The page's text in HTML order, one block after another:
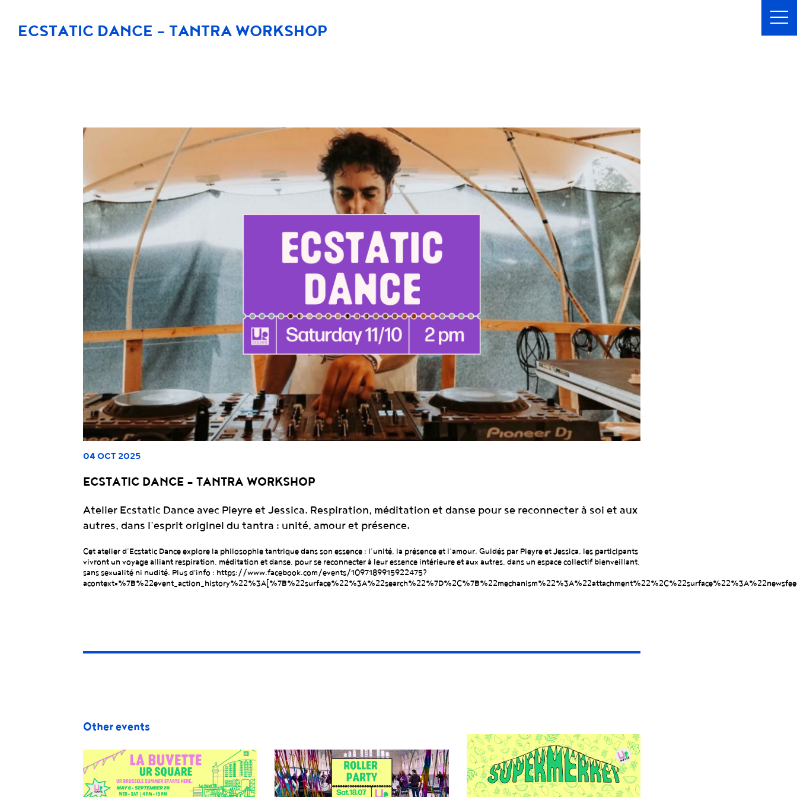
ECSTATIC DANCE – TANTRA WORKSHOP
04 OCT 2025
ECSTATIC DANCE – TANTRA WORKSHOP
Atelier Ecstatic Dance avec Pieyre et Jessica. Respiration, méditation et danse pour se reconnecter à soi et aux
autres, dans l’esprit originel du tantra : unité, amour et présence.
Cet atelier d’Ecstatic Dance explore la philosophie tantrique dans son essence : l’unité, la présence et l’amour. Guidés par Pieyre et Jessica, les participants
vivront un voyage alliant respiration, méditation et danse, pour se reconnecter à leur essence intérieure et aux autres, dans un espace collectif bienveillant,
sans sexualité ni nudité. Plus d'info : https://www.facebook.com/events/1097189915922475?
Other events